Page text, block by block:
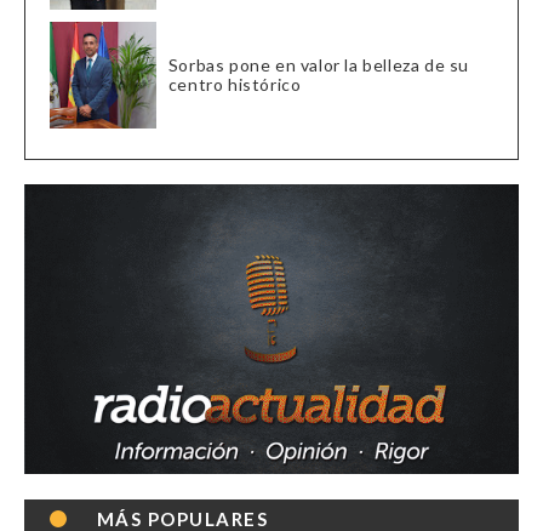
Sorbas pone en valor la belleza de su
centro histórico
MÁS POPULARES